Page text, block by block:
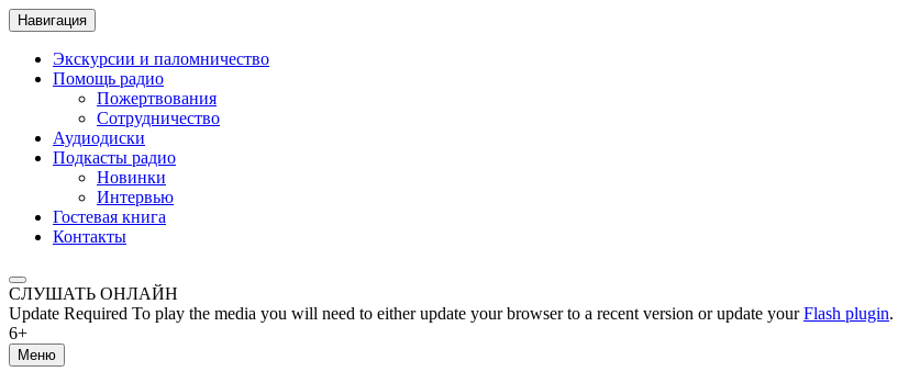
Навигация
Экскурсии и паломничество
Помощь радио
Пожертвования
Сотрудничество
Аудиодиски
Подкасты радио
Новинки
Интервью
Гостевая книга
Контакты
СЛУШАТЬ ОНЛАЙН
Update Required To play the media you will need to either update your browser to a recent version or update yourFlash plugin.
6+
Меню